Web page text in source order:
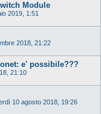
Module
2019, 1:51
2018, 21:22
e' possibile???
21:10
10 agosto 2018, 19:26